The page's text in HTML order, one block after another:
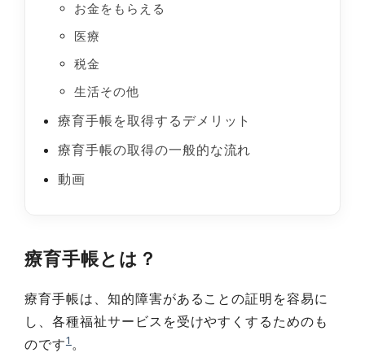
お金をもらえる
医療
税金
生活その他
療育手帳を取得するデメリット
療育手帳の取得の一般的な流れ
動画
療育手帳とは？
療育手帳は、知的障害があることの証明を容易に
し、各種福祉サービスを受けやすくするためのも
のです1。